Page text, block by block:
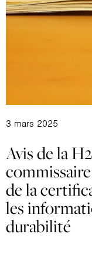
3 mars 2025
Avis de la
de la
les
durabilité